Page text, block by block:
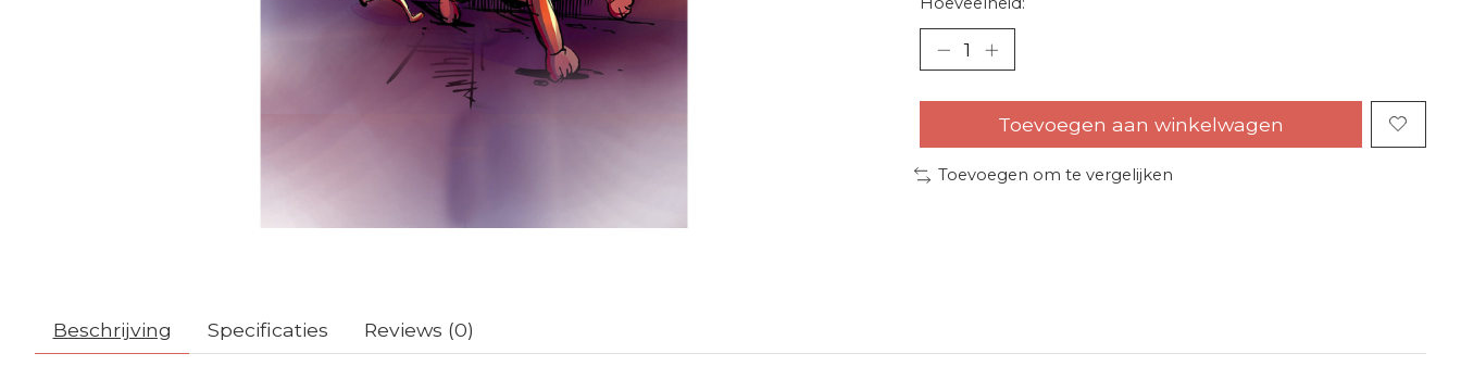
Toevoegen aan winkelwagen
Toevoegen om te vergelijken
Beschrijving Specificaties Reviews (0)